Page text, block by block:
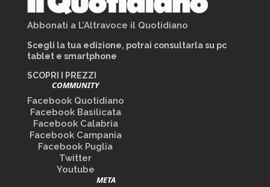
Abbonati a L’Altravoce il Quotidiano
Scegli la tua edizione, potrai consultarla su pc
tablet e smartphone
SCOPRI I PREZZI
COMMUNITY
Facebook Quotidiano
Facebook Basilicata
Facebook Calabria
Facebook Campania
Facebook Puglia
Twitter
Youtube
META